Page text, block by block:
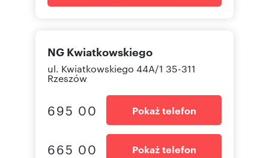
NG Kwiatkowskiego
ul. Kwiatkowskiego 44A/1 35-311
Rzeszów
695 00 Pokaż telefon
665 00 Pokaż telefon